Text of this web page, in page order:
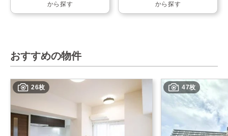
から探す から探す
おすすめの物件
26枚 47枚